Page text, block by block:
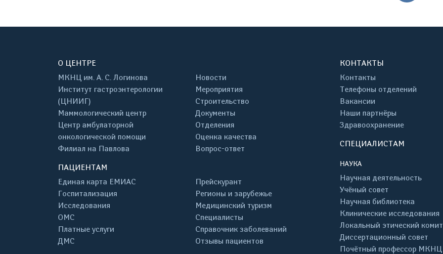
О ЦЕНТРЕ
МКНЦ им. А. С. Логинова
Институт гастроэнтерологии
(ЦНИИГ)
Маммологический центр
Центр амбулаторной
онкологической помощи
Филиал на Павлова
Новости
Мероприятия
Строительство
Документы
Отделения
Оценка качества
Вопрос-ответ
ПАЦИЕНТАМ
Единая карта ЕМИАС
Госпитализация
Исследования
ОМС
Платные услуги
ДМС
Прейскурант
Регионы и зарубежье
Медицинский туризм
Специалисты
Справочник заболеваний
Отзывы пациентов
КОНТАКТЫ
Контакты
Телефоны отделений
Вакансии
Наши партнёры
Здравоохранение
СПЕЦИАЛИСТАМ
НАУКА
Научная деятельность
Учёный совет
Научная библиотека
Клинические исследования
Локальный этический
Диссертационный совет
Почётный профессор МКНЦ